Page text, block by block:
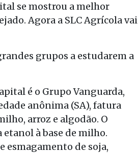
se mostrou a melhor
Agora a SLC Agrícola vai
grupos a estudarem a
é o Grupo Vanguarda,
anônima (SA), fatura
arroz e algodão. O
à base de milho.
esmagamento de soja,